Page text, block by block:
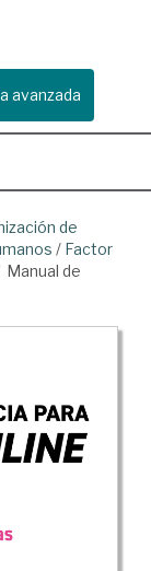
avanzada
de
/ Factor
Manual de